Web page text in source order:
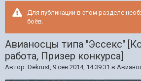
Для публикации в этом разделе
боёв.
Авианосцы типа "Эссекс"
работа, Призер конкурса]
Автор: Dekrust, 9 сен 2014, 14:39:31 в